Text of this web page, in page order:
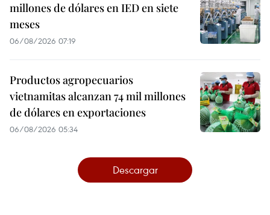
millones de dólares en IED en siete
meses
06/08/2026 07:19
Productos agropecuarios
vietnamitas alcanzan 74 mil millones
de dólares en exportaciones
06/08/2026 05:34
Descargar